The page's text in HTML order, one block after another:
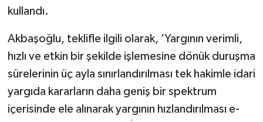
kullandı.
Akbaşoğlu, teklifle ilgili olarak, 'Yargının verimli,
hızlı ve etkin bir şekilde işlemesine dönük duruşma
sürelerinin üç ayla sınırlandırılması tek hakimle idari
yargıda kararların daha geniş bir spektrum
içerisinde ele alınarak yargının hızlandırılması e-